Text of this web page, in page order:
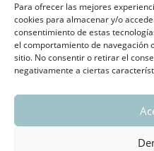
Para ofrecer las mejores
cookies para almacenar y/o
consentimiento de estas
el comportamiento de navegación
sitio. No consentir o retirar el
negativamente a ciertas
ASOCIACIÓN